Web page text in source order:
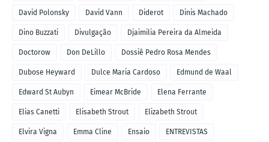
David Polonsky David Vann Diderot Dinis Machado
Dino Buzzati Divulgação Djaimilia Pereira da Almeida
Doctorow Don DeLillo Dossiê Pedro Rosa Mendes
Dubose Heyward Dulce Maria Cardoso Edmund de Waal
Edward St Aubyn Eimear McBride Elena Ferrante
Elias Canetti Elisabeth Strout Elizabeth Strout
Elvira Vigna Emma Cline Ensaio ENTREVISTAS